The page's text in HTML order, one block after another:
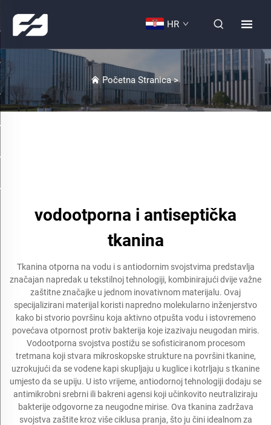
HR
Početna Stranica>
vodootporna i antiseptička
tkanina
Tkanina otporna na vodu i s antiodornim svojstvima predstavlja
značajan napredak u tekstilnoj tehnologiji, kombinirajući dvije važne
zaštitne značajke u jednom inovativnom materijalu. Ovaj
specijalizirani materijal koristi napredno molekularno inženjerstvo
kako bi stvorio površinu koja aktivno otpušta vodu i istovremeno
povećava otpornost protiv bakterija koje izazivaju neugodan miris.
Vodootporna svojstva postižu se sofisticiranom procesom
tretmana koji stvara mikroskopske strukture na površini tkanine,
uzrokujući da se vodene kapi skupljaju u kuglice i kotrljaju s tkanine
umjesto da se upiju. U isto vrijeme, antiodornoj tehnologiji dodaju se
antimikrobni srebrni ili bakreni agensi koji učinkovito neutraliziraju
bakterije odgovorne za neugodne mirise. Ova tkanina zadržava
svojstva zaštite kroz više ciklusa pranja, što ju čini idealnom za